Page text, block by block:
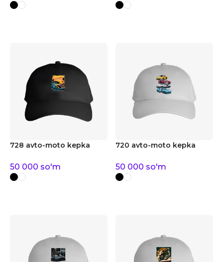
728 avto-moto kepka
50 000 so'm
720 avto-moto kepka
50 000 so'm